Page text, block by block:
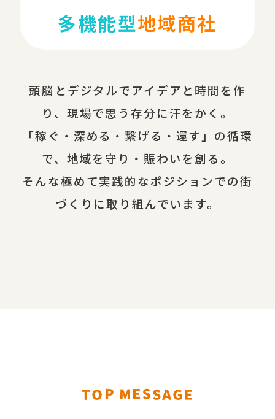
多機能型地域商社
頭脳とデジタルでアイデアと時間を作
り、現場で思う存分に汗をかく。
「稼ぐ・深める・繋げる・還す」の循環
で、地域を守り・賑わいを創る。
そんな極めて実践的なポジションでの街
づくりに取り組んでいます。